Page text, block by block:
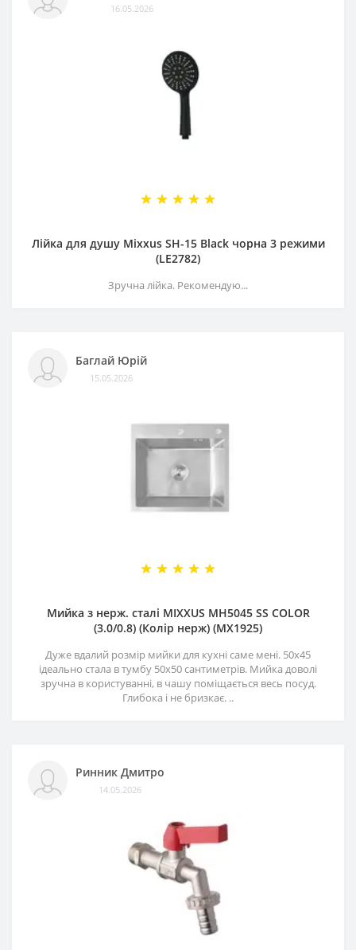
16.05.2026
Лійка для душу Mixxus SH-15 Black чорна 3 режими
(LE2782)
Зручна лійка. Рекомендую...
Баглай Юрій
15.05.2026
Мийка з нерж. сталі MIXXUS MH5045 SS COLOR
(3.0/0.8) (Колір нерж) (MX1925)
Дуже вдалий розмір мийки для кухні саме мені. 50х45
ідеально стала в тумбу 50х50 сантиметрів. Мийка доволі
зручна в користуванні, в чашу поміщається весь посуд.
Глибока і не бризкає. ..
Ринник Дмитро
14.05.2026